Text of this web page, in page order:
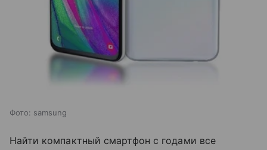
Фото: samsung
Найти компактный смартфон с годами все